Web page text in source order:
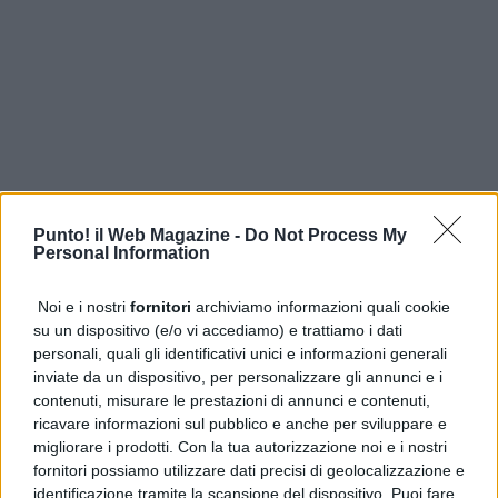
Punto! il Web Magazine - Do Not Process My
Personal Information
Noi e i nostri fornitori archiviamo informazioni quali cookie
su un dispositivo (e/o vi accediamo) e trattiamo i dati
personali, quali gli identificativi unici e informazioni generali
inviate da un dispositivo, per personalizzare gli annunci e i
contenuti, misurare le prestazioni di annunci e contenuti,
ricavare informazioni sul pubblico e anche per sviluppare e
migliorare i prodotti. Con la tua autorizzazione noi e i nostri
fornitori possiamo utilizzare dati precisi di geolocalizzazione e
identificazione tramite la scansione del dispositivo. Puoi fare
ULTIME DALLA PRIMA
Gaza, UNICEF: 300 bambini uccisi in 300 giorni di cessate il